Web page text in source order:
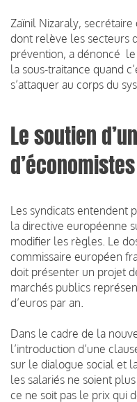
Zaïnil Nizaraly,
dont relève les secteurs
prévention, a dénoncé le
la sous-traitance quand
s’attaquer au corps du
Le soutien
d’économistes
Les syndicats entendent
la directive européenne
modifier les règles. Le
commissaire européen
doit présenter un projet
marchés publics
d’euros par an.
Dans le cadre de la
l’introduction d’une
sur le dialogue social et
les salariés ne soient
ce ne soit pas le prix qui